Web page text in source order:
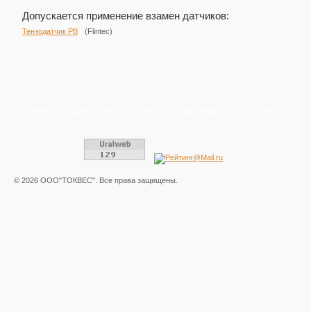
Допускается применение взамен датчиков:
Тензодатчик PB (Flintec)
© 2026 ООО"ТОКВЕС". Все права защищены.